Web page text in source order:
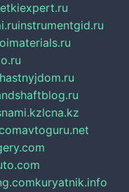
instrumentgid.ru
lcna.kz
avtoguru.net
kuryatnik.info